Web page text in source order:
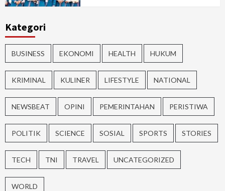
Kategori
BUSINESS EKONOMI HEALTH HUKUM
KRIMINAL KULINER LIFESTYLE NATIONAL
NEWSBEAT OPINI PEMERINTAHAN PERISTIWA
POLITIK SCIENCE SOSIAL SPORTS STORIES
TECH TNI TRAVEL UNCATEGORIZED
WORLD